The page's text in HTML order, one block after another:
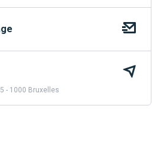
- 1000 Bruxelles